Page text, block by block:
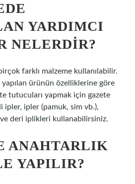
YARDIMCI
NELERDIR?
farklı malzeme kullanılabilir.
ürünün özelliklerine göre
tutucuları yapmak için gazete
ipler, ipler (pamuk, sim vb.),
deri iplikleri kullanabilirsiniz.
ANAHTARLIK
YAPILIR?